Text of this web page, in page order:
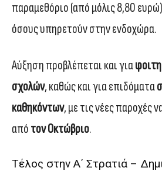
παραμεθόριο (από μόλις 8,80
όσους υπηρετούν στην ενδοχώρα.
Αύξηση προβλέπεται και για
σχολών, καθώς και για επιδόματα
καθηκόντων, με τις νέες παροχές
από τον Οκτώβριο.
Τέλος στην Α΄ Στρατιά –